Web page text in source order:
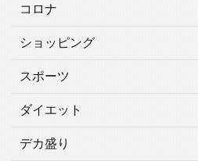
コロナ
ショッピング
スポーツ
ダイエット
デカ盛り